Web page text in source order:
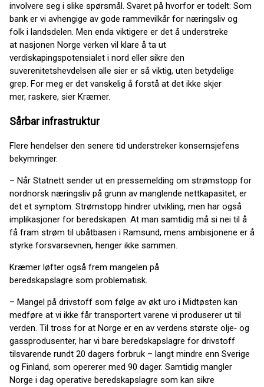
involvere seg i slike spørsmål. Svaret på hvorfor er todelt: Som
bank er vi avhengige av gode rammevilkår for næringsliv og
folk i landsdelen. Men enda viktigere er det å understreke
at nasjonen Norge verken vil klare å ta ut
verdiskapingspotensialet i nord eller sikre den
suverenitetshevdelsen alle sier er så viktig, uten betydelige
grep. For meg er det vanskelig å forstå at det ikke skjer
mer, raskere, sier Kræmer.
Sårbar infrastruktur
Flere hendelser den senere tid understreker konsernsjefens
bekymringer.
– Når Statnett sender ut en pressemelding om strømstopp for
nordnorsk næringsliv på grunn av manglende nettkapasitet, er
det et symptom. Strømstopp hindrer utvikling, men har også
implikasjoner for beredskapen. At man samtidig må si nei til å
få fram strøm til ubåtbasen i Ramsund, mens ambisjonene er å
styrke forsvarsevnen, henger ikke sammen.
Kræmer løfter også frem mangelen på
beredskapslagre som problematisk.
– Mangel på drivstoff som følge av økt uro i Midtøsten kan
medføre at vi ikke får transportert varene vi produserer ut til
verden. Til tross for at Norge er en av verdens største olje‑ og
gassprodusenter, har vi bare beredskapslagre for drivstoff
tilsvarende rundt 20 dagers forbruk – langt mindre enn Sverige
og Finland, som opererer med 90 dager. Samtidig mangler
Norge i dag operative beredskapslagre som kan sikre